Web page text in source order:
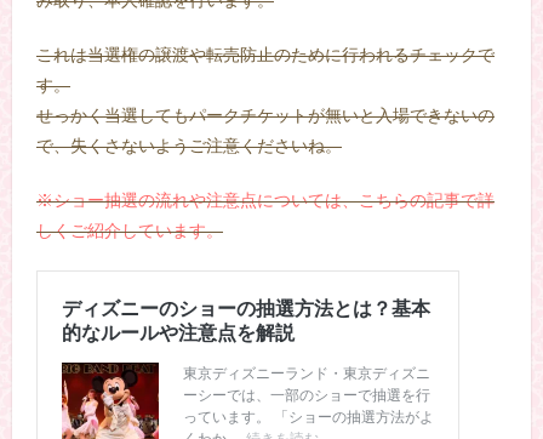
これは当選権の譲渡や転売防止のために行われるチェックで
す。
せっかく当選してもパークチケットが無いと入場できないの
で、失くさないようご注意くださいね。
※ショー抽選の流れや注意点については、こちらの記事で詳
しくご紹介しています。